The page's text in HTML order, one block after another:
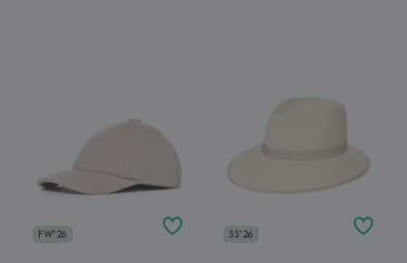
FW'26 SS'26